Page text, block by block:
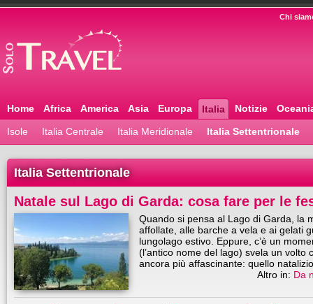
Chi
Home Africa America Asia Europa Italia Notizie
Isole Italia Centrale Italia Meridionale Italia Settentrionale
Italia Settentrionale
Natale sul Lago di Garda: cosa fare per le
Quando si pensa al Lago di Garda, la
affollate, alle barche a vela e ai gelati
lungolago estivo. Eppure, c’è un
(l’antico nome del lago) svela un volto
ancora più affascinante: quello
Altro in: Da